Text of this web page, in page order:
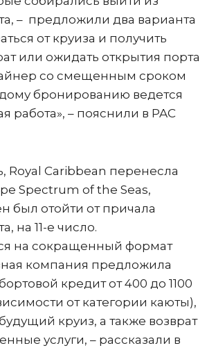
– предложили два варианта
от круиза и получить
или ожидать открытия порта
со смещенным сроком
бронированию ведется
работа», – пояснили в PAC
Royal Caribbean перенесла
Spectrum of the Seas,
был отойти от причала
на 11-е число.
на сокращенный формат
компания предложила
кредит от 400 до 1100
от категории каюты),
круиз, а также возврат
услуги, – рассказали в